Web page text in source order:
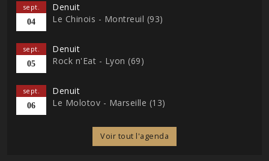
sept.
04
Denuit
Le Chinois - Montreuil (93)
sept.
05
Denuit
Rock n'Eat - Lyon (69)
sept.
06
Denuit
Le Molotov - Marseille (13)
Voir tout l'agenda